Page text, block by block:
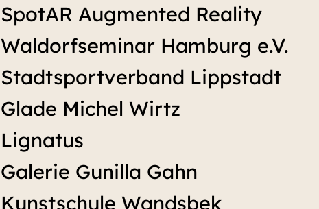
SpotAR Augmented Reality
Waldorfseminar Hamburg e.V.
Stadtsportverband Lippstadt
Glade Michel Wirtz
Lignatus
Galerie Gunilla Gahn
Kunstschule Wandsbek